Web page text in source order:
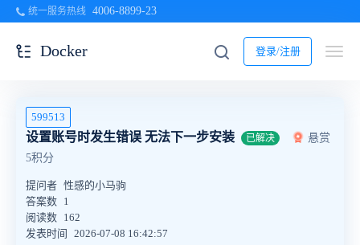
统一服务热线 4006-8899-23
登录/注册
Docker
599513
设置账号时发生错误 无法下一步安装 已解决
悬赏
5积分
提问者 性感的小马驹
答案数 1
阅读数 162
发表时间
2026-07-08 16:42:57